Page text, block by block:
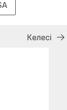
Келесі